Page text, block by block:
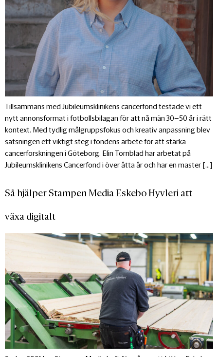
Tillsammans med Jubileumsklinikens cancerfond testade vi ett
nytt annonsformat i fotbollsbilagan för att nå män 30–50 år i rätt
kontext. Med tydlig målgruppsfokus och kreativ anpassning blev
satsningen ett viktigt steg i fondens arbete för att stärka
cancerforskningen i Göteborg. Elin Tornblad har arbetat på
Jubileumsklinikens Cancerfond i över åtta år och har en master […]
Så hjälper Stampen Media Eskebo Hyvleri att
växa digitalt